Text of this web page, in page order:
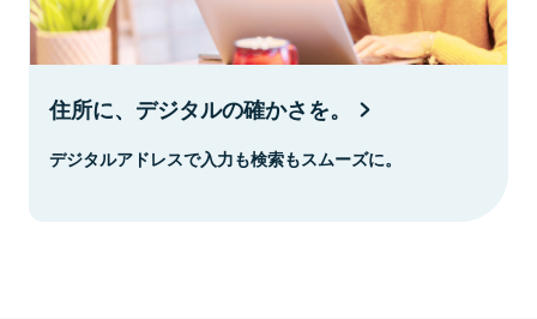
住所に、デジタルの確かさを。
デジタルアドレスで入力も検索もスムーズに。